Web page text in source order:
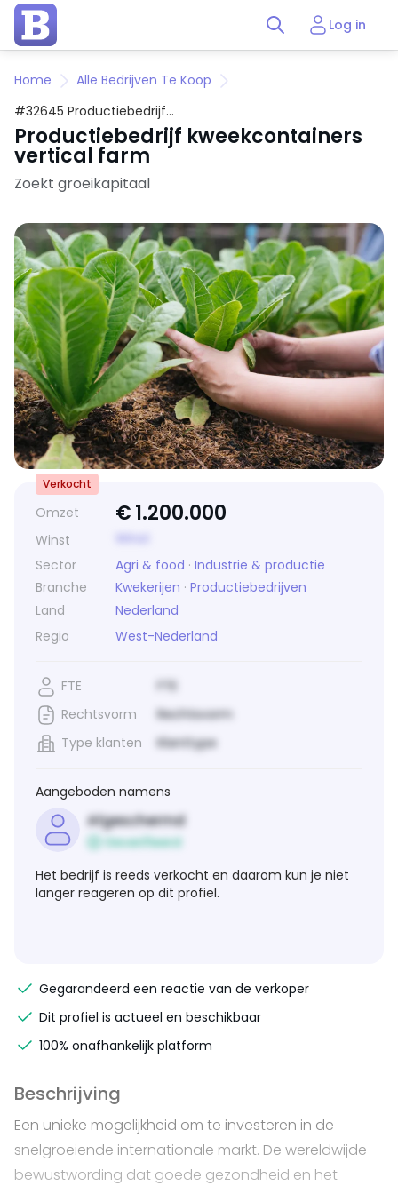
Log in
Home
Alle Bedrijven Te Koop
#32645 Productiebedrijf
kweekcontainers vertical farm
Productiebedrijf kweekcontainers
vertical farm
Zoekt groeikapitaal
Omzet €1.200.000
Winst
Sector
Agri & food · Industrie & productie
Branche
Kwekerijen · Productiebedrijven
Land
Nederland
Regio
West-Nederland
Verkocht
FTE
FTE
Rechtsvorm
Rechtsvorm
Type klanten
Klanttype
Aangeboden namens
Afgeschermd
Geverifieerd
Het bedrijf is reeds verkocht en daarom kun je niet
langer reageren op dit profiel.
Gegarandeerd een reactie van de verkoper
Dit profiel is actueel en beschikbaar
100% onafhankelijk platform
Beschrijving
Een unieke mogelijkheid om te investeren in de
snelgroeiende internationale markt. De wereldwijde
bewustwording dat goede gezondheid en het